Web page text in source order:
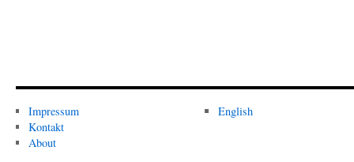
Impressum
Kontakt
About
English